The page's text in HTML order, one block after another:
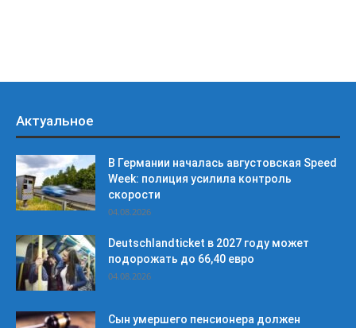
Актуальное
В Германии началась августовская Speed
Week: полиция усилила контроль
скорости
04.08.2026
Deutschlandticket в 2027 году может
подорожать до 66,40 евро
04.08.2026
Сын умершего пенсионера должен